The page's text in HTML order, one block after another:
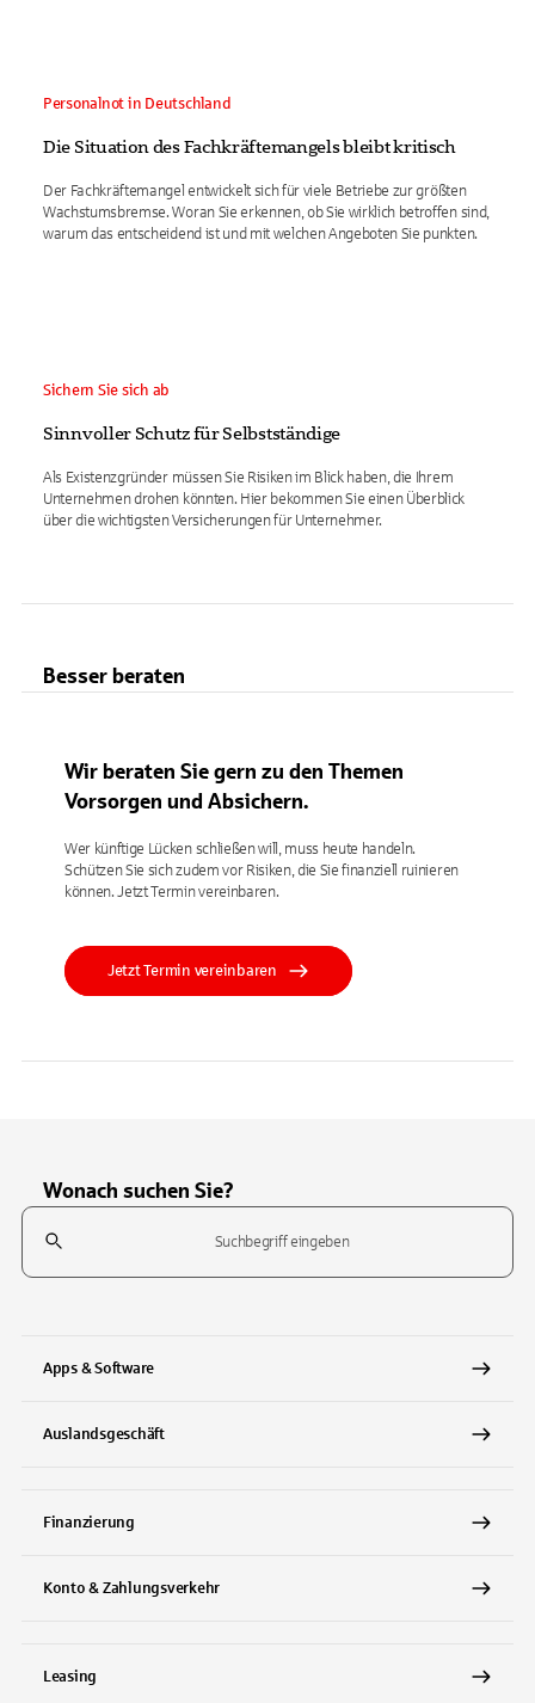
Personalnot in Deutschland
Die Situation des Fachkräftemangels bleibt kritisch
Der Fachkräftemangel entwickelt sich für viele Betriebe zur größten
Wachstumsbremse. Woran Sie erkennen, ob Sie wirklich betroffen sind,
warum das entscheidend ist und mit welchen Angeboten Sie punkten.
Sichern Sie sich ab
Sinnvoller Schutz für Selbstständige
Als Existenzgründer müssen Sie Risiken im Blick haben, die Ihrem
Unternehmen drohen könnten. Hier bekommen Sie einen Überblick
über die wichtigsten Versicherungen für Unternehmer.
Besser beraten
Wir beraten Sie gern zu den Themen
Vorsorgen und Absichern.
Wer künftige Lücken schließen will, muss heute handeln.
Schützen Sie sich zudem vor Risiken, die Sie finanziell ruinieren
können. Jetzt Termin vereinbaren.
Jetzt Termin vereinbaren
Wonach suchen Sie?
Suchfeld
Apps & Software
Auslandsgeschäft
Finanzierung
Konto & Zahlungsverkehr
Leasing